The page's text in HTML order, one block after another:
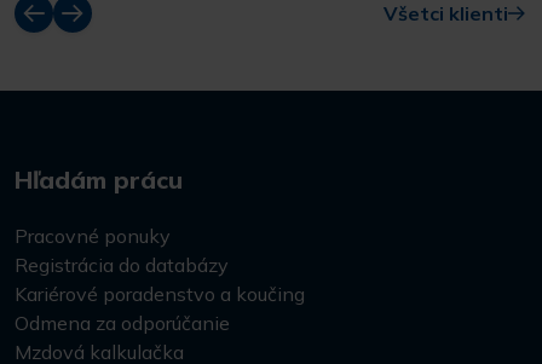
Všetci klienti
Hľadám prácu
Pracovné ponuky
Registrácia do databázy
Kariérové poradenstvo a koučing
Odmena za odporúčanie
Mzdová kalkulačka